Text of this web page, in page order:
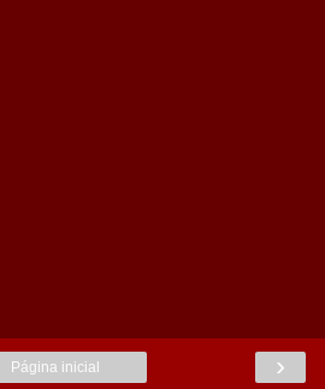
›
Página inicial